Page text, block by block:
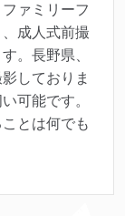
ァミリーフ
成人式前撮
。長野県、
しておりま
可能です。
とは何でも